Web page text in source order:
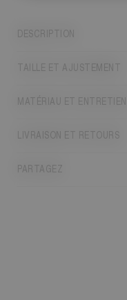
DESCRIPTION
TAILLE ET AJUSTEMENT
MATÉRIAU ET ENTRETIEN
LIVRAISON ET RETOURS
PARTAGEZ